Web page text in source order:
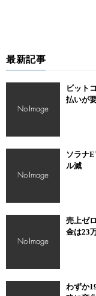
最新記事
ビット
払いが
ソラナ
ル減
売上ゼ
金は23
わずか